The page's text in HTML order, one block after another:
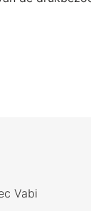
Vabi